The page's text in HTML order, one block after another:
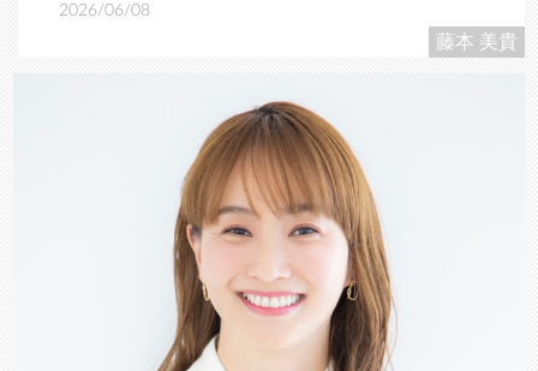
2026/06/08
藤本 美貴